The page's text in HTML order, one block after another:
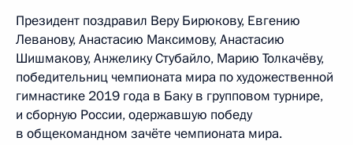
Президент поздравил Веру Бирюкову, Евгению
Леванову, Анастасию Максимову, Анастасию
Шишмакову, Анжелику Стубайло, Марию Толкачёву,
победительниц чемпионата мира по художественной
гимнастике 2019 года в Баку в групповом турнире,
и сборную России, одержавшую победу
в общекомандном зачёте чемпионата мира.